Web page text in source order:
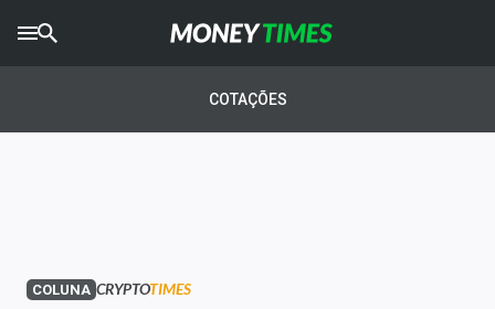
AGROTIMES
Newsletters
COTAÇÕES
COLUNA CRYPTOTIMES